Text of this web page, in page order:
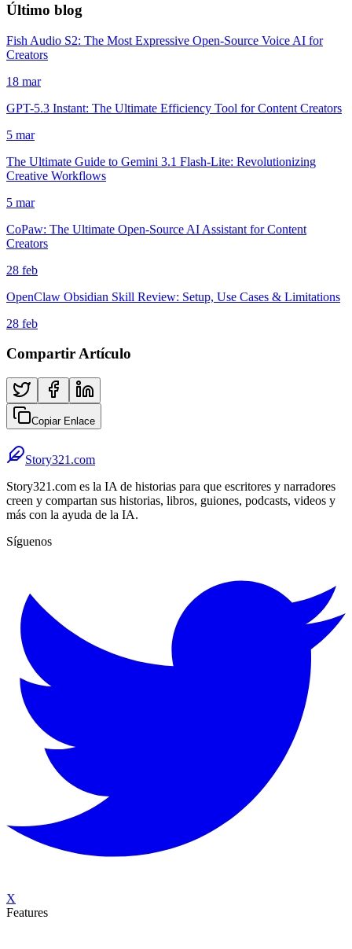
Último blog
Fish Audio S2: The Most Expressive Open-Source Voice AI for
Creators
18 mar
GPT-5.3 Instant: The Ultimate Efficiency Tool for Content Creators
5 mar
The Ultimate Guide to Gemini 3.1 Flash-Lite: Revolutionizing
Creative Workflows
5 mar
CoPaw: The Ultimate Open-Source AI Assistant for Content
Creators
28 feb
OpenClaw Obsidian Skill Review: Setup, Use Cases & Limitations
28 feb
Compartir Artículo
Copiar Enlace
Story321.com
Story321.com es la IA de historias para que escritores y narradores
creen y compartan sus historias, libros, guiones, podcasts, videos y
más con la ayuda de la IA.
Síguenos
X
Features